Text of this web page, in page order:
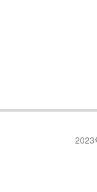
2023